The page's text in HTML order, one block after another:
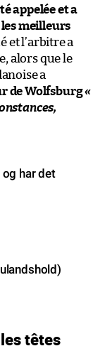
appelée et a
meilleurs
et l’arbitre a
alors que le
a
de Wolfsburg«
har det
têtes